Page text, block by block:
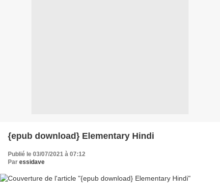
{epub download} Elementary Hindi
Publié le 03/07/2021 à 07:12
Par essidave